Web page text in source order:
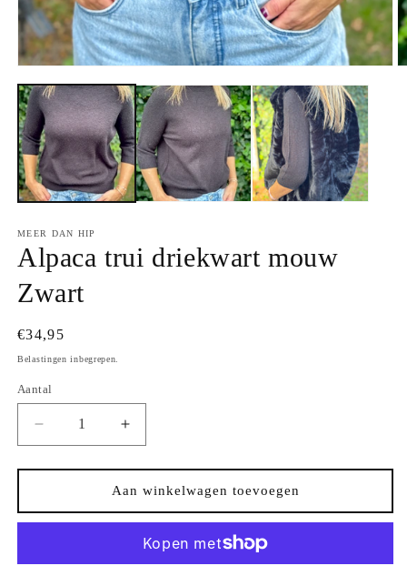
MEER DAN HIP
Alpaca trui driekwart mouw
Zwart
Normale
prijs
€34,95
Belastingen inbegrepen.
Aantal
Aantal
Aantal
verlagen
voor
trui
driekwart
Zwart
Aantal
verhogen
voor
Alpaca
trui
driekwart
mouw
Zwart
Aan winkelwagen toevoegen